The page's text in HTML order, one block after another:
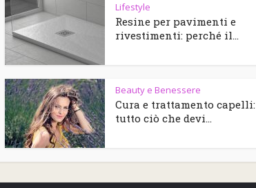
Lifestyle
Resine per pavimenti e
rivestimenti: perché il...
Beauty e Benessere
Cura e trattamento capelli:
tutto ciò che devi...